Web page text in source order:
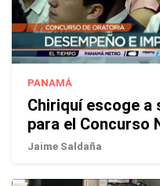
PANAMÁ
Chiriquí escoge a
para el Concurso
Jaime Saldaña